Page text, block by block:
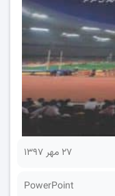
۲۷ مهر ۱۳۹۷
PowerPoint